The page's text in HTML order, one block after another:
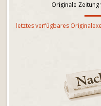
Originale Zeitung
letztes verfügbares